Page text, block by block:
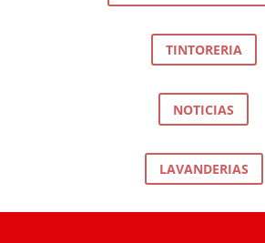
TINTORERIA
NOTICIAS
LAVANDERIAS